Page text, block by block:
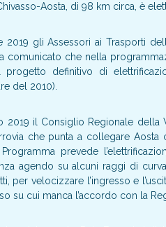
Aosta, di 98 km circa, è
2019 gli Assessori ai Trasporti
comunicato che nella
progetto definitivo di
del 2010).
2019 il Consiglio Regionale della
che punta a collegare
prevede
agendo su alcuni raggi di
per velocizzare l’ingresso e
su cui manca l’accordo con la